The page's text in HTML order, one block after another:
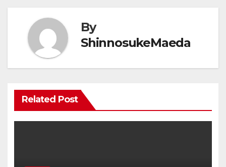
ビ
ゲ
ー
ョ
ン
By
ShinnosukeMaeda
Related Post